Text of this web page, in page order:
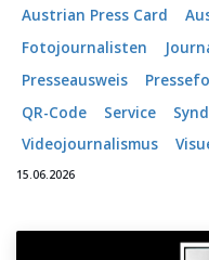
Austrian Press Card
Fotojournalisten
Presseausweis
QR-Code
Service
Videojournalismus
15.06.2026